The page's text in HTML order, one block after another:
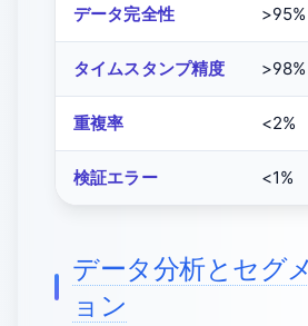
データ完全性 >95%
タイムスタンプ精度 >98%
重複率 <2%
検証エラー <1%
データ分析とセグ
ョン